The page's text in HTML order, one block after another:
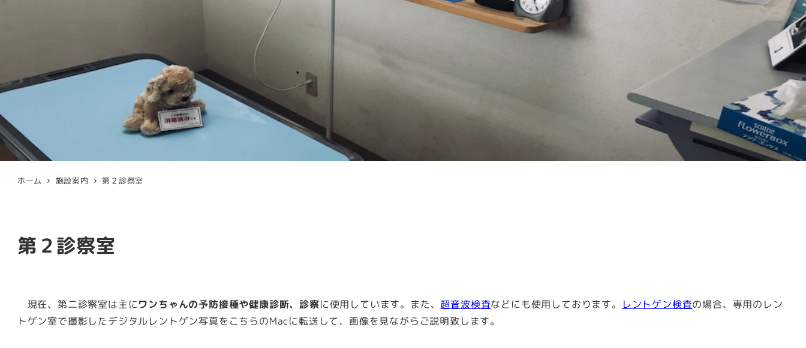
ホーム 施設案内 第２診察室
第２診察室
現在、第二診察室は主にワンちゃんの予防接種や健康診断、診察に使用しています。また、 超音波検査などにも使用しております。 レントゲン検査の場合、専用のレン
トゲン室で撮影したデジタルレントゲン写真をこちらのMacに転送して、画像を見ながらご説明致します。